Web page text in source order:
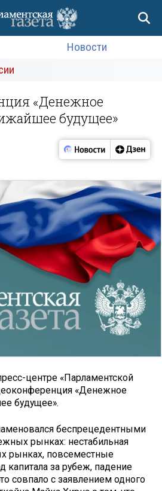
Новости
«Денежное
будущее»
центре «Парламентской
«Денежное
будущее».
беспрецедентными
рынках: нестабильная
рынках, повсеместные
капитала за рубеж, падение
совпало с заявлением одного